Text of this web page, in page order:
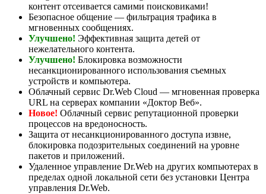
контент отсеивается самими поисковиками!
Безопасное общение — фильтрация трафика в
мгновенных сообщениях.
Улучшено! Эффективная защита детей от
нежелательного контента.
Улучшено! Блокировка возможности
несанкционированного использования съемных
устройств и компьютера.
Облачный сервис Dr.Web Cloud — мгновенная проверка
URL на серверах компании «Доктор Веб».
Новое! Облачный сервис репутационной проверки
процессов на вредоносность.
Защита от несанкционированного доступа извне,
блокировка подозрительных соединений на уровне
пакетов и приложений.
Удаленное управление Dr.Web на других компьютерах в
пределах одной локальной сети без установки Центра
управления Dr.Web.